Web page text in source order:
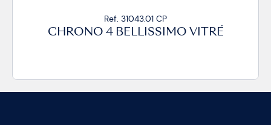
VITRÉ CHRONO 4